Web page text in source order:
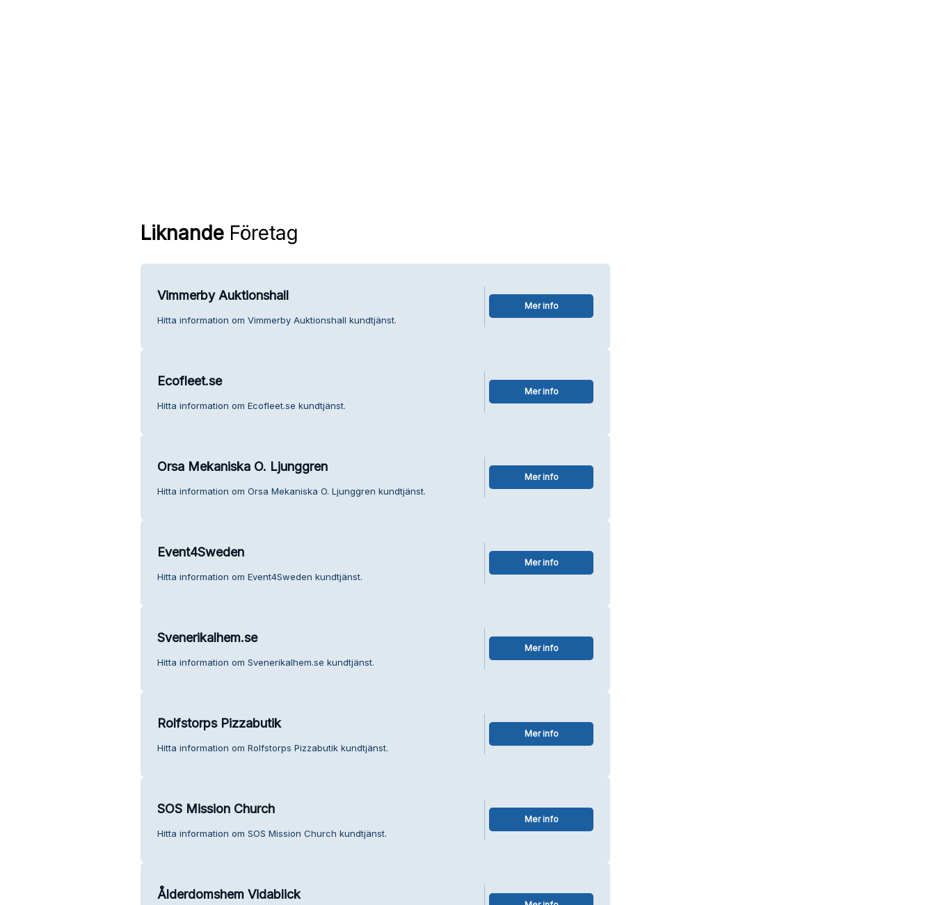
LiknandeFöretag
Vimmerby Auktionshall
Hitta information om Vimmerby Auktionshall kundtjänst.
Mer info
Ecofleet.se
Hitta information om Ecofleet.se kundtjänst.
Mer info
Orsa Mekaniska O. Ljunggren
Hitta information om Orsa Mekaniska O. Ljunggren kundtjänst.
Mer info
Event4Sweden
Hitta information om Event4Sweden kundtjänst.
Mer info
Svenerikalhem.se
Hitta information om Svenerikalhem.se kundtjänst.
Mer info
Rolfstorps Pizzabutik
Hitta information om Rolfstorps Pizzabutik kundtjänst.
Mer info
SOS Mission Church
Hitta information om SOS Mission Church kundtjänst.
Mer info
Ålderdomshem Vidablick